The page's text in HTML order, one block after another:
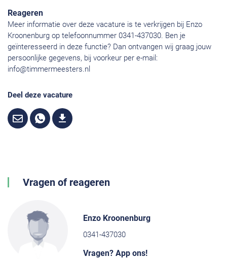
Reageren
Meer informatie over deze vacature is te verkrijgen bij Enzo
Kroonenburg op telefoonnummer 0341-437030. Ben je
geïnteresseerd in deze functie? Dan ontvangen wij graag jouw
persoonlijke gegevens, bij voorkeur per e-mail:
info@timmermeesters.nl
Deel deze vacature
Vragen of reageren
Enzo Kroonenburg
0341-437030
Vragen? App ons!